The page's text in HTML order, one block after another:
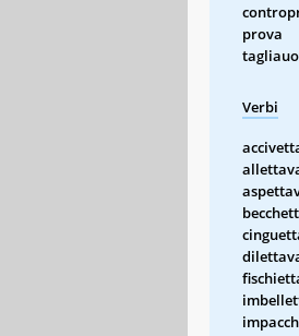
prova
Verbi